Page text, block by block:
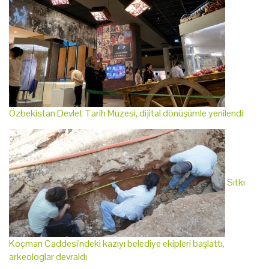
Özbekistan Devlet Tarih Müzesi, dijital dönüşümle yenilendi
Sıtkı
Koçman Caddesi'ndeki kazıyı belediye ekipleri başlattı,
arkeologlar devraldı